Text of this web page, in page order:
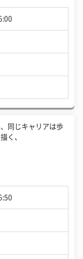
、同じキャリアは歩
く、